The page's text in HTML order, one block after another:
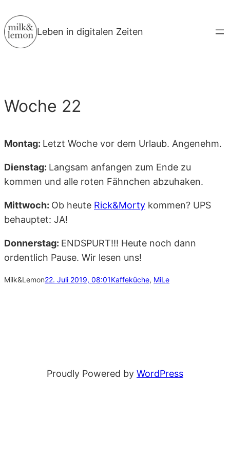
Inhalt
springen
Leben in digitalen Zeiten
Woche 22
Montag: Letzt Woche vor dem Urlaub. Angenehm.
Dienstag: Langsam anfangen zum Ende zu
kommen und alle roten Fähnchen abzuhaken.
Mittwoch: Ob heute Rick&Morty kommen? UPS
behauptet: JA!
Donnerstag: ENDSPURT!!! Heute noch dann
ordentlich Pause. Wir lesen uns!
Milk&Lemon22. Juli 2019, 08:01Kaffeküche, MiLe
Proudly Powered by WordPress